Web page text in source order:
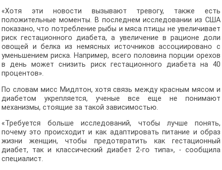
«Хотя эти новости вызывают тревогу, также есть
положительные моменты. В последнем исследовании из США
показано, что потребление рыбы и мяса птицы не увеличивает
риск гестационного диабета, а увеличение в рационе доли
овощей и белка из немясных источников ассоциировано с
уменьшением риска. Например, всего половина порции орехов
в день может снизить риск гестационного диабета на 40
процентов».
По словам мисс Мидлтон, хотя связь между красным мясом и
диабетом укрепляется, ученые все еще не понимают
механизмы, стоящие за такой зависимостью.
«Требуется больше исследований, чтобы лучше понять,
почему это происходит и как адаптировать питание и образ
жизни женщин, чтобы предотвратить как гестационный
диабет, так и классический диабет 2-го типа», - сообщила
специалист.